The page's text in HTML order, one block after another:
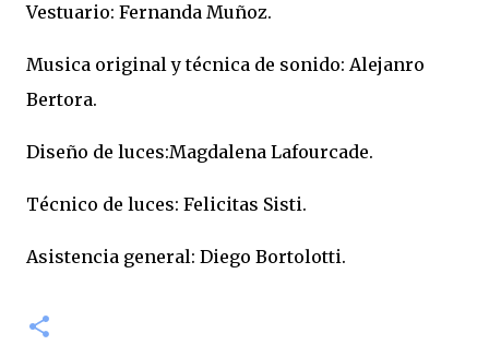
Vestuario: Fernanda Muñoz.
Musica original y técnica de sonido: Alejanro
Bertora.
Diseño de luces:Magdalena Lafourcade.
Técnico de luces: Felicitas Sisti.
Asistencia general: Diego Bortolotti.